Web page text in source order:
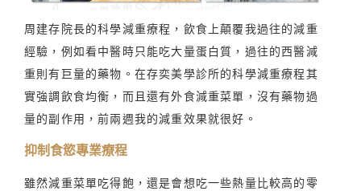
周建存院長的科學減重療程，飲食上顛覆我過往的減重
經驗，例如看中醫時只能吃大量蛋白質，過往的西醫減
重則有巨量的藥物。在存奕美學診所的科學減重療程其
實強調飲食均衡，而且還有外食減重菜單，沒有藥物過
量的副作用，前兩週我的減重效果就很好。
抑制食慾專業療程
雖然減重菜單吃得飽，還是會想吃一些熱量比較高的零